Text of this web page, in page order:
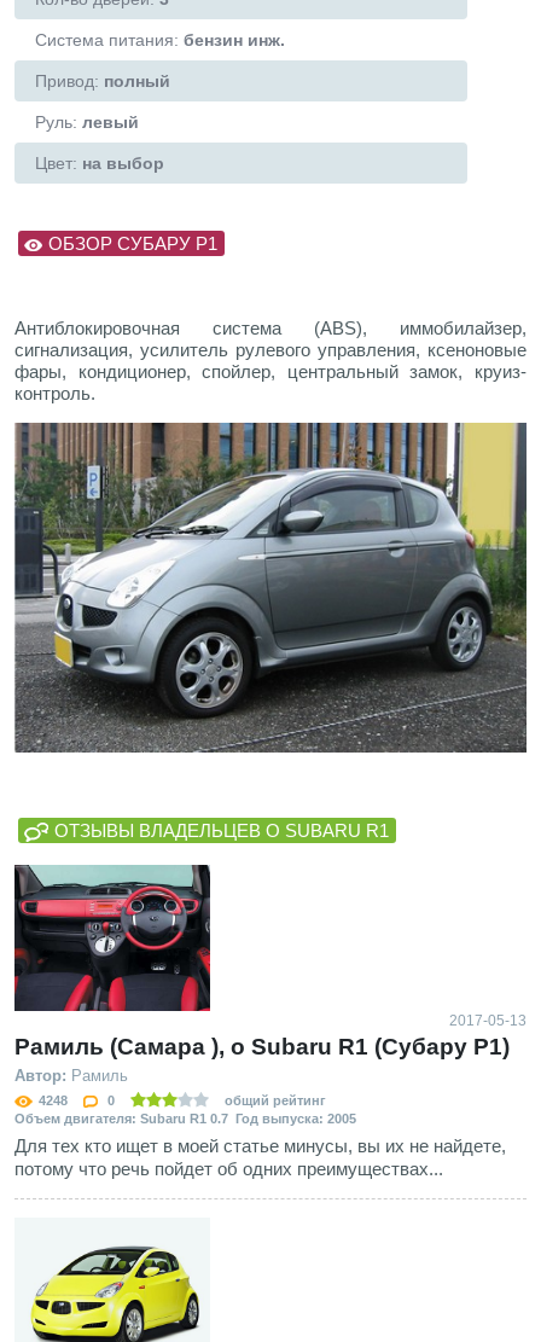
Система питания: бензин инж.
Привод: полный
Руль: левый
Цвет: на выбор
ОБЗОР СУБАРУ Р1
Антиблокировочная система (ABS), иммобилайзер,
сигнализация, усилитель рулевого управления, ксеноновые
фары, кондиционер, спойлер, центральный замок, круиз-
контроль.
ОТЗЫВЫ ВЛАДЕЛЬЦЕВ О SUBARU R1
2017-05-13
Рамиль (Самара ), о Subaru R1 (Субару Р1)
Автор: Рамиль
4248 0
общий рейтинг
Объем двигателя: Subaru R1 0.7 Год выпуска: 2005
Для тех кто ищет в моей статье минусы, вы их не найдете,
потому что речь пойдет об одних преимуществах...